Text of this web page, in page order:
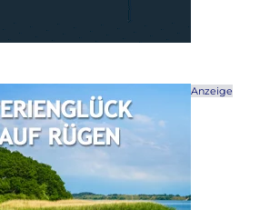
Anzeige